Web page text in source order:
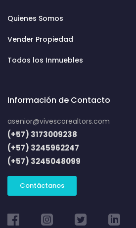
Quienes Somos
Vender Propiedad
Todos los Inmuebles
Información de Contacto
asenior@vivescorealtors.com
(+57) 3173009238
(+57) 3245962247
(+57) 3245048099
Contáctanos